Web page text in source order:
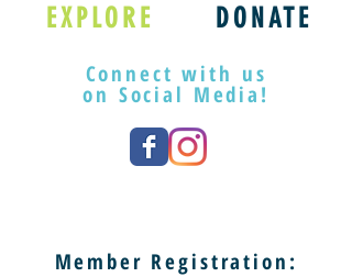
EXPLORE DONATE
Connect with us
on Social Media!
Member Registration: